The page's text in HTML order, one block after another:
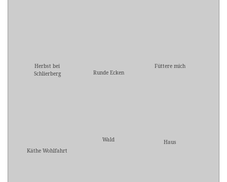
Herbst bei
Schlierberg
Runde Ecken
Füttere mich
Käthe Wohlfahrt
Wald Haus